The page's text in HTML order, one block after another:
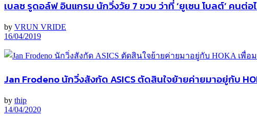
เบลซ รูดอล์ฟ อินแกรม นักวิ่งวัย 7 ขวบ ว่าที่ ‘ยูเซน โบลต์’ คนต่อ
by VRUN VRIDE
16/04/2019
Jan Frodeno นักวิ่งสังกัด ASICS ตัดสินใจย้ายค่ายมาอยู่กับ
by thip
14/04/2020